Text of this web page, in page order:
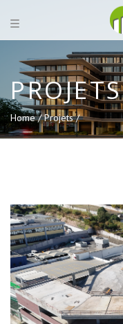
PROJETS
Home /Projets /